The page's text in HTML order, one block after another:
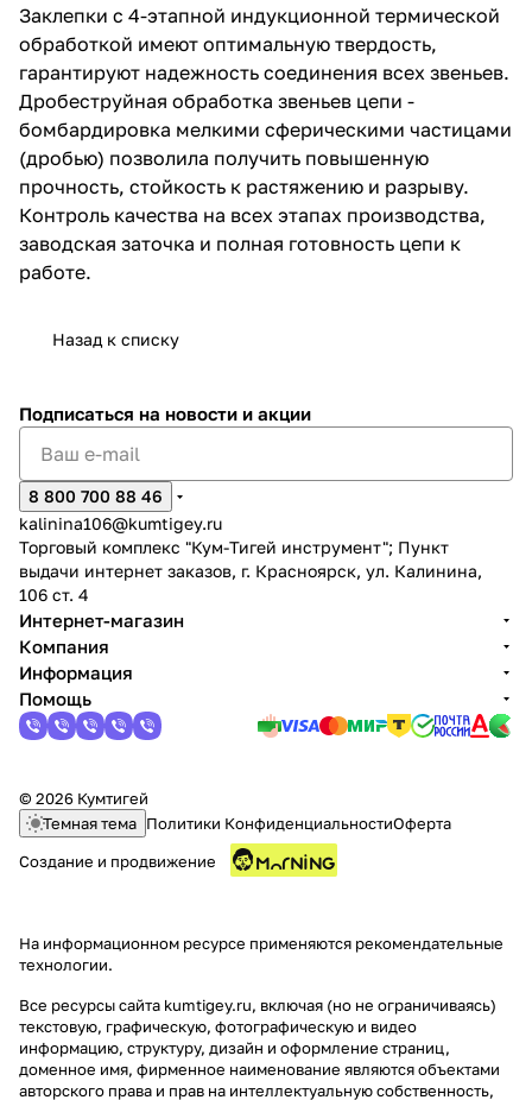
Заклепки с 4-этапной индукционной термической
обработкой имеют оптимальную твердость,
гарантируют надежность соединения всех звеньев.
Дробеструйная обработка звеньев цепи -
бомбардировка мелкими сферическими частицами
(дробью) позволила получить повышенную
прочность, стойкость к растяжению и разрыву.
Контроль качества на всех этапах производства,
заводская заточка и полная готовность цепи к
работе.
Назад к списку
Подписаться на новости и акции
8 800 700 88 46
kalinina106@kumtigey.ru
Торговый комплекс "Кум-Тигей инструмент"; Пункт
выдачи интернет заказов, г. Красноярск, ул. Калинина,
106 ст. 4
Интернет-магазин
Компания
Информация
Помощь
© 2026 Кумтигей
Темная тема Политики КонфиденциальностиОферта
Создание и продвижение
На информационном ресурсе применяются рекомендательные
технологии.
Все ресурсы сайта kumtigey.ru, включая (но не ограничиваясь)
текстовую, графическую, фотографическую и видео
информацию, структуру, дизайн и оформление страниц,
доменное имя, фирменное наименование являются объектами
авторского права и прав на интеллектуальную собственность,
раз в 2 недели